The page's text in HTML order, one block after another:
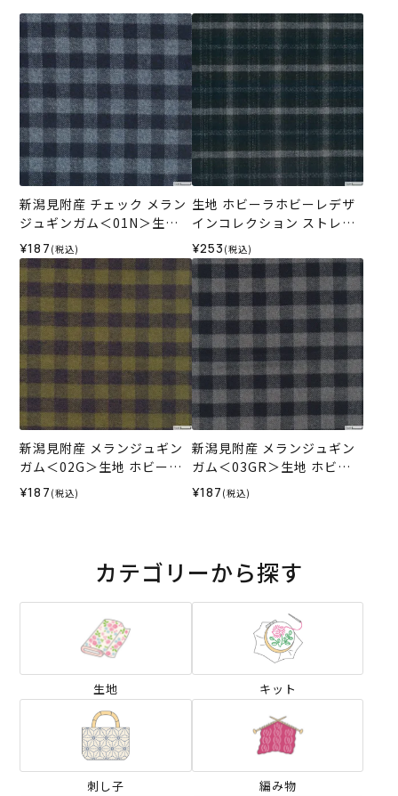
新潟見附産 チェック メラン
ジュギンガム＜01N＞生地
ホビーラホビーレデザイン
コレクション
¥187 (税込)
生地 ホビーラホビーレデザ
インコレクション ストレッ
チ起毛 ラメチェック＜1N＞
¥253 (税込)
新潟見附産 メランジュギン
ガム＜02G＞生地 ホビーラ
ホビーレデザインコレクシ
¥187 (税込)
新潟見附産 メランジュギン
ガム＜03GR＞生地 ホビー
ラホビーレデザインコレク
ション
¥187 (税込)
カテゴリーから探す
生地 キット
刺し子 編み物